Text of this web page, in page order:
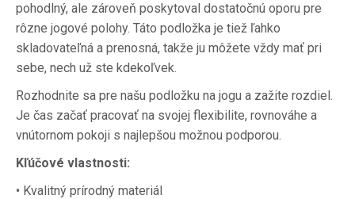
pohodlný, ale zároveň poskytoval dostatočnú oporu pre
rôzne jogové polohy. Táto podložka je tiež ľahko
skladovateľná a prenosná, takže ju môžete vždy mať pri
sebe, nech už ste kdekoľvek.
Rozhodnite sa pre našu podložku na jogu a zažite rozdiel.
Je čas začať pracovať na svojej flexibilite, rovnováhe a
vnútornom pokoji s najlepšou možnou podporou.
Kľúčové vlastnosti:
• Kvalitný prírodný materiál